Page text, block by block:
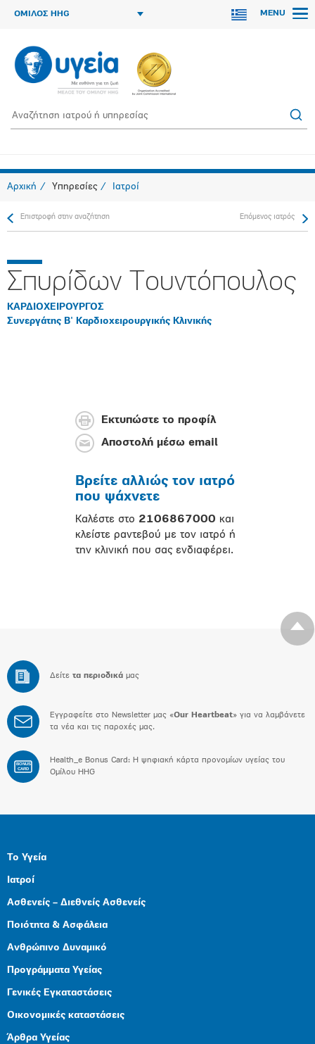
ΟΜΙΛΟΣ HHG MENU
Αρχική Υπηρεσίες Ιατροί
Επιστροφή στην αναζήτηση Επόμενος ιατρός
Σπυρίδων Τουντόπουλος
ΚΑΡΔΙΟΧΕΙΡΟΥΡΓΟΣ
Συνεργάτης Β' Καρδιοχειρουργικής Κλινικής
Εκτυπώστε το προφίλ
Αποστολή μέσω email
Βρείτε αλλιώς τον ιατρό
που ψάχνετε
Καλέστε στο 2106867000 και
κλείστε ραντεβού με τον ιατρό ή
την κλινική που σας ενδιαφέρει.
Δείτε τα περιοδικά μας
Εγγραφείτε στο Newsletter μας «Our Heartbeat» για να λαμβάνετε
τα νέα και τις παροχές μας.
BONUS
CARD
Health_e Bonus Card: H ψηφιακή κάρτα προνομίων υγείας του
Ομίλου HHG
Το Υγεία
Ιατροί
Ασθενείς – Διεθνείς Ασθενείς
Ποιότητα & Ασφάλεια
Ανθρώπινο Δυναμικό
Προγράμματα Υγείας
Γενικές Εγκαταστάσεις
Οικονομικές καταστάσεις
Άρθρα Υγείας